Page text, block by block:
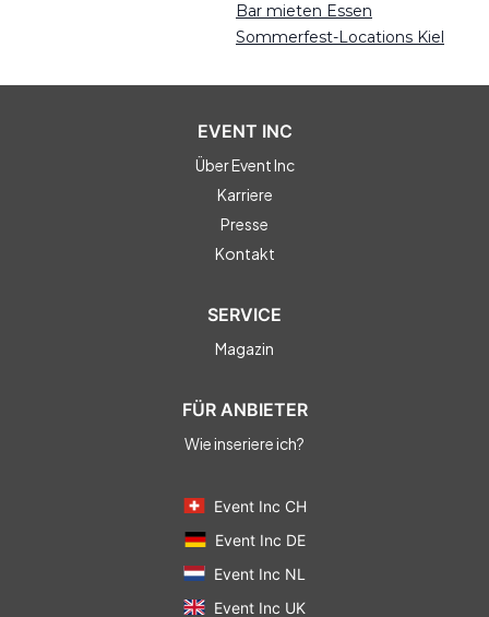
Bar mieten Essen
Sommerfest-Locations Kiel
EVENT INC
Über Event Inc
Karriere
Presse
Kontakt
SERVICE
Magazin
FÜR ANBIETER
Wie inseriere ich?
Event Inc CH
Event Inc DE
Event Inc NL
Event Inc UK